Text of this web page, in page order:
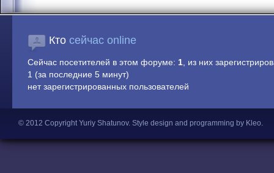
Кто сейчас online
Сейчас посетителей в этом форуме: 1, из них
1 (за последние 5 минут)
нет зарегистрированных пользователей
© 2012 Copyright Yuriy Shatunov. Style design and programming by Kleo.